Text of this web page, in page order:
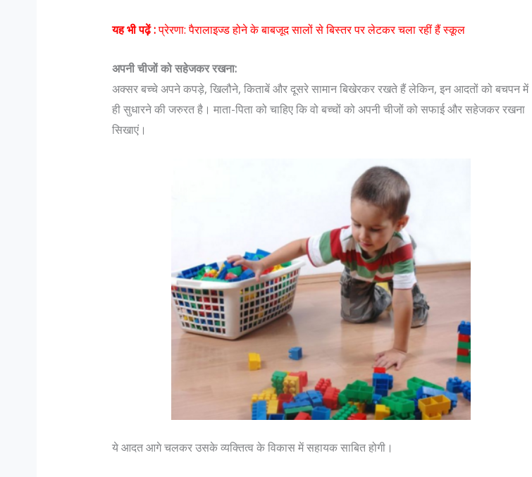
यह भी पढ़ें :प्रेरणा: पैरालाइज्ड होने के बाबजूद सालों से बिस्तर पर लेटकर चला रहीं हैं स्कूल
अपनी चीजों को सहेजकर रखना:
अक्सर बच्चे अपने कपड़े, खि‍लौने, किताबें और दूसरे सामान बिखेरकर रखते हैं लेकिन, इन आदतों को बचपन में
ही सुधारने की जरुरत है। माता-पिता को चाहिए कि वो बच्चों को अपनी चीजों को सफाई और सहेजकर रखना
सिखाएं।
ये आदत आगे चलकर उसके व्यक्तित्व के विकास में सहायक साबित होगी।